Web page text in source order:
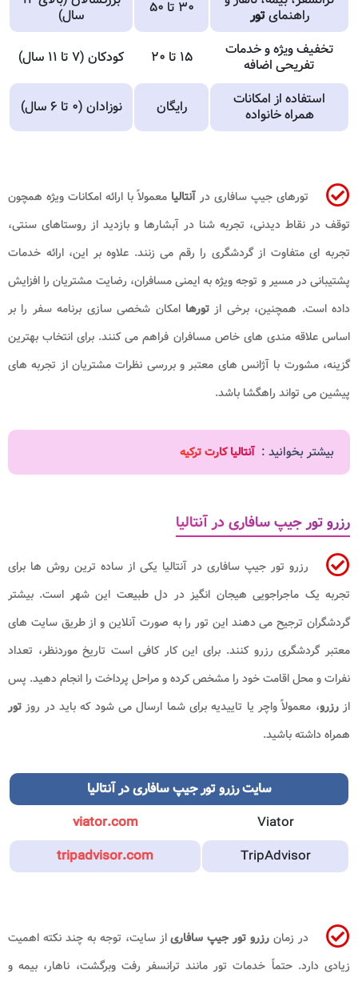
راهنمایتور ۳۰ تا ۵۰
سال)
تخفیف ویژه و خدمات
تفریحی اضافه
۱۵ تا ۲۰ کودکان (۷ تا ۱۱ سال)
استفاده از امکانات
همراه خانواده
رایگان نوزادان (۰ تا ۶ سال)
تورهای جیپ سافاری در آنتالیا معمولاً با ارائه امکانات ویژه همچون
توقف در نقاط دیدنی، تجربه شنا در آبشارها و بازدید از روستاهای سنتی،
تجربه ای متفاوت از گردشگری را رقم می زنند. علاوه بر این، ارائه خدمات
پشتیبانی در مسیر و توجه ویژه به ایمنی مسافران، رضایت مشتریان را افزایش
داده است. همچنین، برخی ازتورهاامکان شخصی سازی برنامه سفر را بر
اساس علاقه مندی های خاص مسافران فراهم می کنند. برای انتخاب بهترین
گزینه، مشورت با آژانس های معتبر و بررسی نظرات مشتریان از تجربه های
پیشین می تواند راهگشا باشد.
بیشتر بخوانید : آنتالیا کارت ترکیه
رزرو تور جیپ سافاری در آنتالیا
رزرو تور جیپ سافاری در آنتالیا یکی از ساده ترین روش ها برای
تجربه یک ماجراجویی هیجان انگیز در دل طبیعت این شهر است. بیشتر
گردشگران ترجیح می دهند این تور را به صورت آنلاین و از طریق سایت های
معتبر گردشگری رزرو کنند. برای این کار کافی است تاریخ موردنظر، تعداد
نفرات و محل اقامت خود را مشخص کرده و مراحل پرداخت را انجام دهید. پس
ازرزرو، معمولاً واچر یا تاییدیه برای شما ارسال می شود که باید در روز تور
همراه داشته باشید.
سایت رزرو تور جیپ سافاری در آنتالیا
Viator
viator.com
TripAdvisor
tripadvisor.com
در زمان رزرو تور جیپ سافاریاز سایت، توجه به چند نکته اهمیت
زیادی دارد. حتماً خدمات تور مانند ترانسفر رفت وبرگشت، ناهار، بیمه و